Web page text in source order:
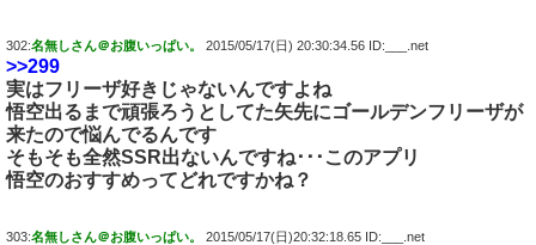
302:名無しさん＠お腹いっぱい。 2015/05/17(日) 20:30:34.56 ID:___.net
>>299
実はフリーザ好きじゃないんですよね
悟空出るまで頑張ろうとしてた矢先にゴールデンフリーザが
来たので悩んでるんです
そもそも全然SSR出ないんですね･･･このアプリ
悟空のおすすめってどれですかね？
303:名無しさん＠お腹いっぱい。 2015/05/17(日)20:32:18.65 ID:___.net